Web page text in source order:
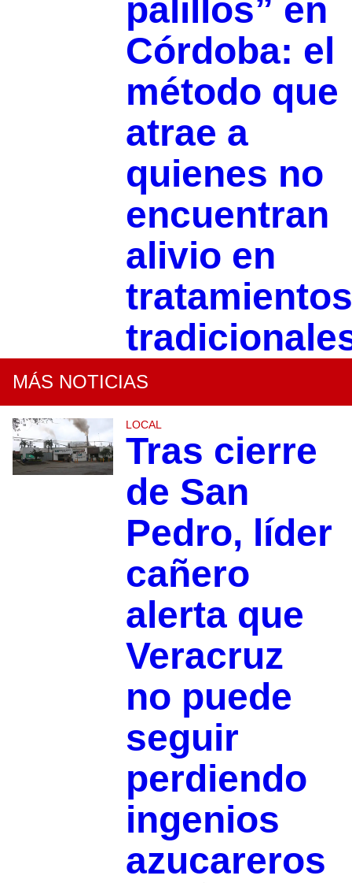
palillos” en
Córdoba: el
método que
atrae a
quienes no
encuentran
alivio en
tratamientos
MÁS NOTICIAS
LOCAL
Tras cierre
de San
Pedro, líder
cañero
alerta que
Veracruz
no puede
seguir
perdiendo
ingenios
azucareros